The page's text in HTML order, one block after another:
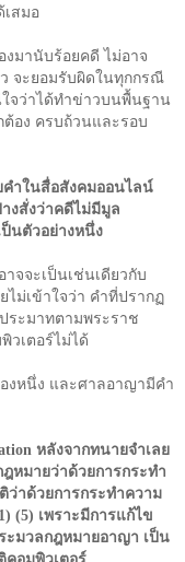
เสมอ
มานับร้อยคดี ไม่อาจ
จะยอมรับผิดในทุกกรณี
จว่าได้ทำข่าวบนพื้นฐาน
ต้อง ครบถ้วนและรอบ
ำในสื่อสังคมออนไลน์
งสั่งว่าคดีไม่มีมูล
ป็นตัวอย่างหนึ่ง
จจะเป็นเช่นเดียวกับ
ไม่เข้าใจว่า คำที่ปรากฏ
ระมาทตามพระราช
วเตอร์ไม่ได้
องหนึ่ง และศาลอาญามีคำ
หลังจากทนายจำเลย
หมายว่าด้วยการกระทำ
าด้วยการกระทำความ
(5) เพราะมีการแก้ไข
มวลกฎหมายอาญา เป็น